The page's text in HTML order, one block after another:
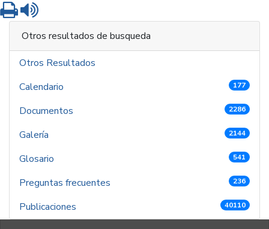
Imprimir
Otros resultados de busqueda
Otros Resultados
Calendario
177
Documentos 2286
Galería 2144
Glosario 541
Preguntas frecuentes 236
Publicaciones 40110